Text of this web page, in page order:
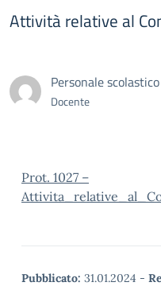
Attività relative al
Personale scolastico
Docente
Prot. 1027 –
Pubblicato: 31.01.2024 -